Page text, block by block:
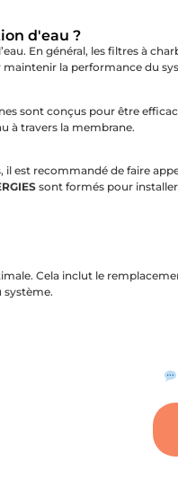
d'eau ?
En général, les filtres à
maintenir la performance du
sont conçus pour être
à travers la membrane.
est recommandé de faire
sont formés pour
Cela inclut le
système.